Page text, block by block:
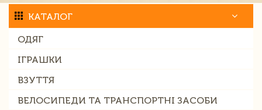
КАТАЛОГ
ОДЯГ
ІГРАШКИ
ВЗУТТЯ
ВЕЛОСИПЕДИ ТА ТРАНСПОРТНІ ЗАСОБИ